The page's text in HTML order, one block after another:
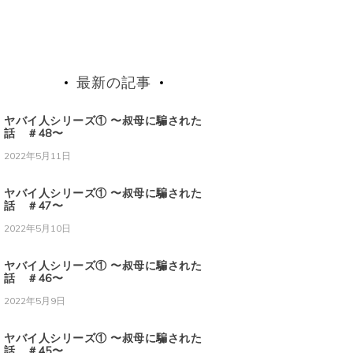
最新の記事
ヤバイ人シリーズ① 〜叔母に騙された
話 ＃48〜
2022年5月11日
ヤバイ人シリーズ① 〜叔母に騙された
話 ＃47〜
2022年5月10日
ヤバイ人シリーズ① 〜叔母に騙された
話 ＃46〜
2022年5月9日
ヤバイ人シリーズ① 〜叔母に騙された